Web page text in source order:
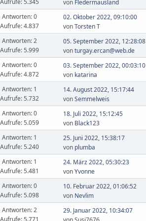
von Fledermausland
Antworten: 0
Aufrufe: 4.837
02. Oktober 2022, 09:10:00
vonTorsten T
Antworten: 2
Aufrufe: 5.999
05. September 2022, 12:28:08
vonturgay.ercan@web.de
Antworten: 0
Aufrufe: 4.872
03. September 2022, 00:03:10
von katarina
Antworten: 1
Aufrufe: 5.732
14. August 2022, 15:17:44
vonSemmelweis
Antworten: 0
Aufrufe: 5.059
18. Juli 2022, 15:12:45
von Black123
Antworten: 1
Aufrufe: 5.240
25. Juni 2022, 15:38:17
von plumba
Antworten: 1
Aufrufe: 5.481
24. März 2022, 05:30:23
vonYvonne
Antworten: 0
Aufrufe: 5.098
10. Februar 2022, 01:06:52
von Nevlim
Antworten: 2
Aufrufe: 5.771
29. Januar 2022, 10:34:07